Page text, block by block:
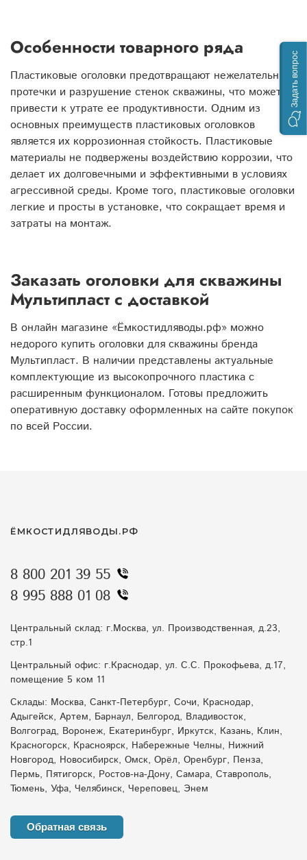
Особенности товарного ряда
Пластиковые оголовки предотвращают нежелательные
протечки и разрушение стенок скважины, что может
привести к утрате ее продуктивности. Одним из
основных преимуществ пластиковых оголовков
является их коррозионная стойкость. Пластиковые
материалы не подвержены воздействию коррозии, что
делает их долговечными и эффективными в условиях
агрессивной среды. Кроме того, пластиковые оголовки
легкие и просты в установке, что сокращает время и
затраты на монтаж.
Заказать оголовки для скважины
Мультипласт с доставкой
В онлайн магазине «Ёмкостидляводы.рф» можно
недорого купить оголовки для скважины бренда
Мультипласт. В наличии представлены актуальные
комплектующие из высокопрочного пластика с
расширенным функционалом. Готовы предложить
оперативную доставку оформленных на сайте покупок
по всей России.
ЁМКОСТИДЛЯВОДЫ.РФ
8 800 201 39 55
8 995 888 01 08
Центральный склад: г.Москва, ул. Производственная, д.23,
стр.1
Центральный офис: г.Краснодар, ул. С.С. Прокофьева, д.17,
помещение 5 ком 11
Склады: Москва, Санкт-Петербург, Сочи, Краснодар,
Адыгейск, Артем, Барнаул, Белгород, Владивосток,
Волгоград, Воронеж, Екатеринбург, Иркутск, Казань, Клин,
Красногорск, Красноярск, Набережные Челны, Нижний
Новгород, Новосибирск, Омск, Орёл, Оренбург, Пенза,
Пермь, Пятигорск, Ростов-на-Дону, Самара, Ставрополь,
Тюмень, Уфа, Челябинск, Череповец, Энем
Обратная связь
Задать вопрос